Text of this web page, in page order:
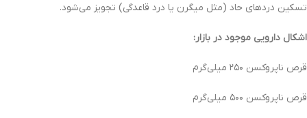
تسکین دردهای حاد (مثل میگرن یا درد قاعدگی) تجویز می‌شود.
اشکال دارویی موجود در بازار:
قرص ناپروکسن ۲۵۰ میلی‌گرم
قرص ناپروکسن ۵۰۰ میلی‌گرم